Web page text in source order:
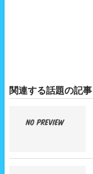
関連する話題の記事